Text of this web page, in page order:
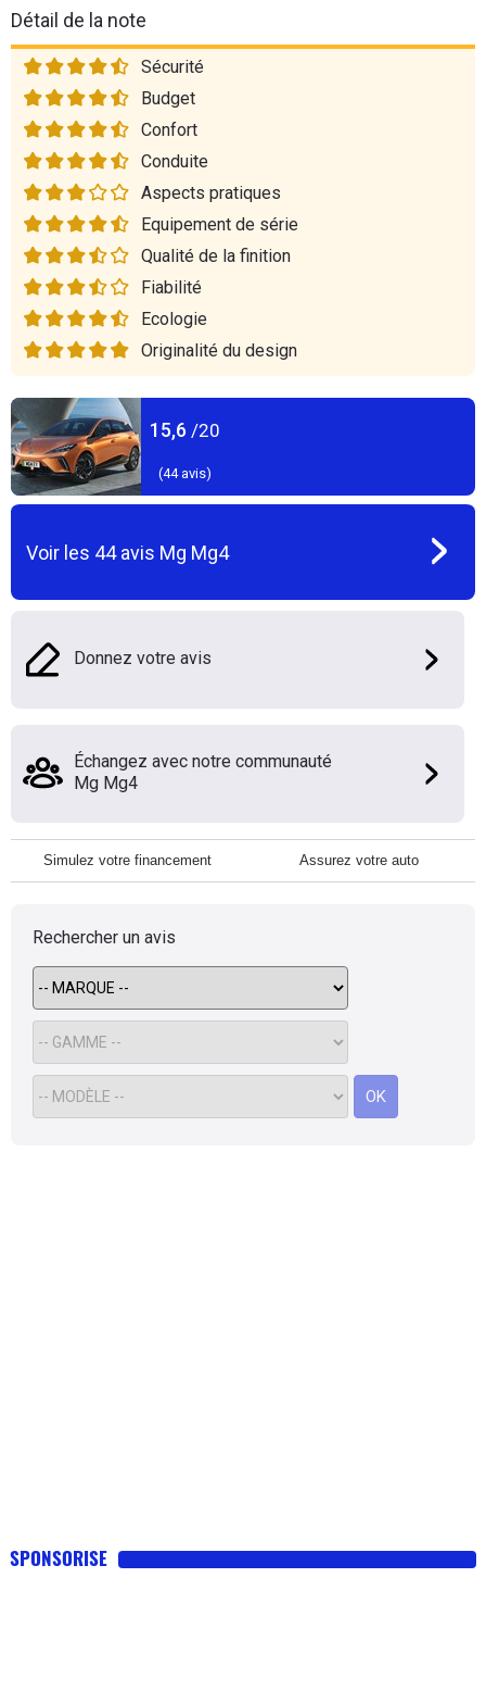
Détail de la note
Sécurité
Budget
Confort
Conduite
Aspects pratiques
Equipement de série
Qualité de la finition
Fiabilité
Ecologie
Originalité du design
15,6 /20
(44avis)
Voir les 44avis Mg Mg4
Donnez votre avis
Échangez avec notre communauté
Mg Mg4
Simulez votre financement Assurez votre auto
Rechercher un avis
OK
SPONSORISE